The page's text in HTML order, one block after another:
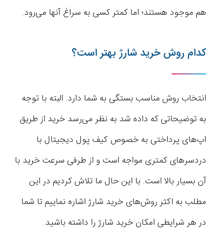
هم موجود هستند؛ اما کمتر کسی به سراغ آنها می‌رود.
کدام روش خرید شارژ بهتر است؟
انتخاب روش مناسب بستگی به شما دارد. البته با توجه
به توضیحاتی که داده شد به نظر می‌رسد خرید از طریق
اپ‌های پرداختی به خصوص کیف پول دیجیتال با
دردسرهای کمتری مواجه است و از طرفی سرعت خرید با
آن بسیار بالا است. با این حال ما تلاش کردیم در این
مطلب به اکثر روش‌های خرید شارژ اشاره نماییم تا شما
در هر شرایطی امکان خرید شارژ را داشته باشید.